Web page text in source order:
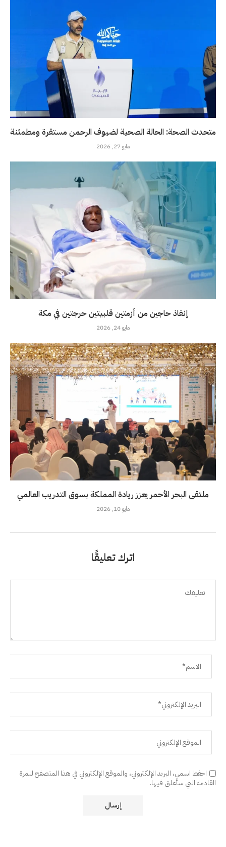
متحدث الصحة: الحالة الصحية لضيوف الرحمن مستقرة ومطمئنة
مايو 27, 2026
إنقاذ حاجين من أزمتين قلبيتين حرجتين في مكة
مايو 24, 2026
ملتقى البحر الأحمر يعزز ريادة المملكة بسوق التدريب العالمي
مايو 10, 2026
اترك تعليقًا
احفظ اسمي، البريد الإلكتروني، والموقع الإلكتروني في هذا المتصفح للمرة
القادمة التي سأعلق فيها.